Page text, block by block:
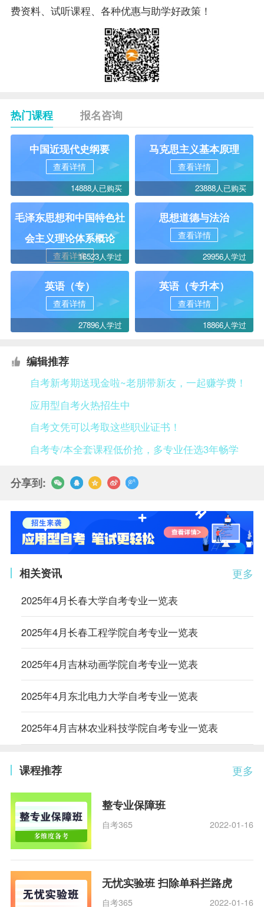
费资料、试听课程、各种优惠与助学好政策！
热门课程 报名咨询
中国近现代史纲要
查看详情
14888人已购买
马克思主义基本原理
查看详情
23888人已购买
毛泽东思想和中国特色社
会主义理论体系概论
查看详情16523人学过
思想道德与法治
查看详情
29956人学过
英语（专）
查看详情
27896人学过
英语（专升本）
查看详情
18866人学过
编辑推荐
自考新考期送现金啦~老朋带新友，一起赚学费！
应用型自考火热招生中
自考文凭可以考取这些职业证书！
自考专/本全套课程低价抢，多专业任选3年畅学
分享到:
更多
相关资讯
2025年4月长春大学自考专业一览表
2025年4月长春工程学院自考专业一览表
2025年4月吉林动画学院自考专业一览表
2025年4月东北电力大学自考专业一览表
2025年4月吉林农业科技学院自考专业一览表
更多
课程推荐
整专业保障班
自考365 2022-01-16
无忧实验班 扫除单科拦路虎
自考365 2022-01-16